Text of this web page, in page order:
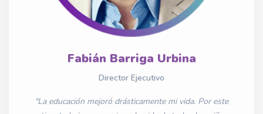
Fabián Barriga Urbina
Director Ejecutivo
"La educación mejoró drásticamente mi vida. Por este